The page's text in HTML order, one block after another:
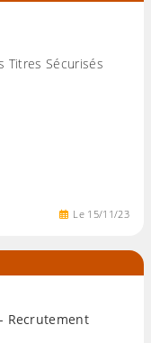
Titres Sécurisés
Le 15/11/23
Recrutement